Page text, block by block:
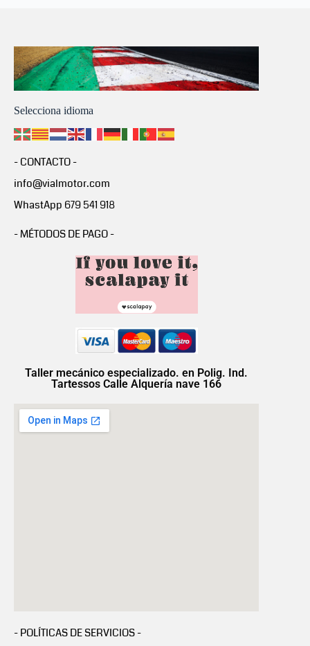
Selecciona idioma
- CONTACTO -
info@vialmotor.com
WhastApp 679 541 918
- MÉTODOS DE PAGO -
Taller mecánico especializado. en Polig. Ind.
Tartessos Calle Alquería nave 166
- POLÍTICAS DE SERVICIOS -